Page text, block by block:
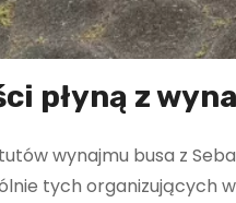
płyną z
wynajmu busa z
tych organizujących